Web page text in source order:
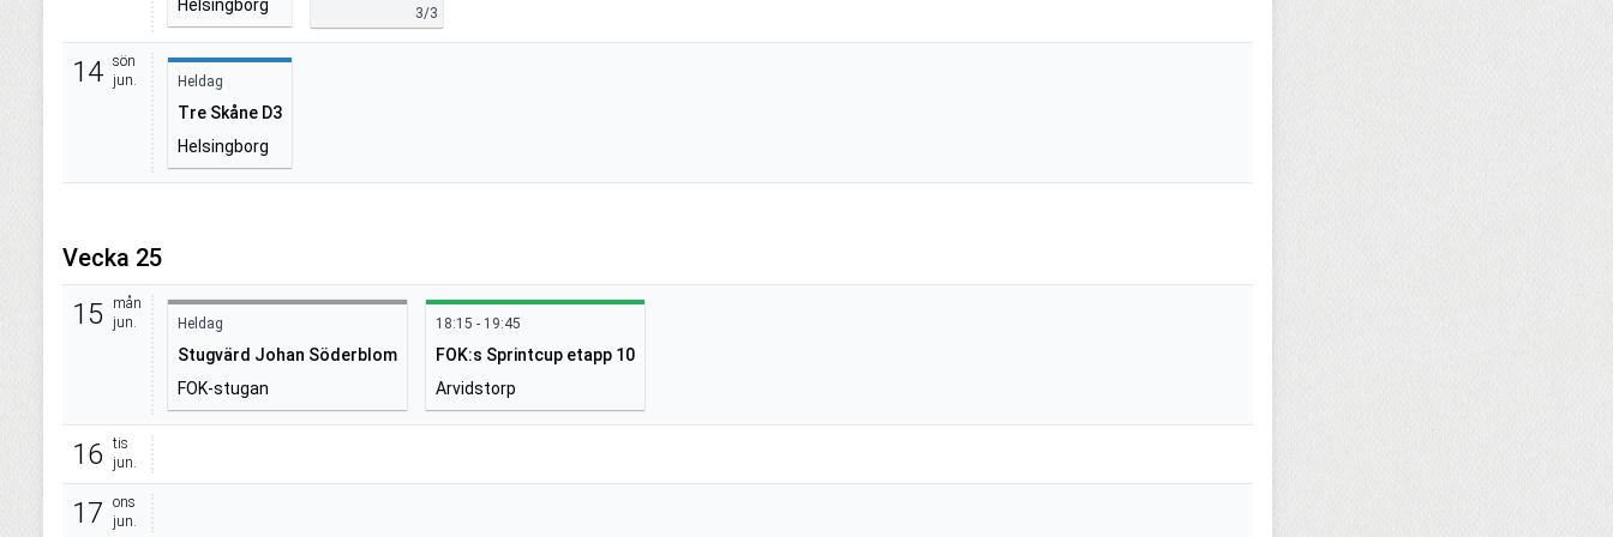
Helsingborg
3/3
14 sön
jun.
Heldag
Tre Skåne D3
Helsingborg
Vecka 25
15
mån
jun.
Heldag
Stugvärd Johan Söderblom
FOK-stugan
18:15 - 19:45
FOK:s Sprintcup etapp 10
Arvidstorp
16
tis
jun.
17
ons
jun.